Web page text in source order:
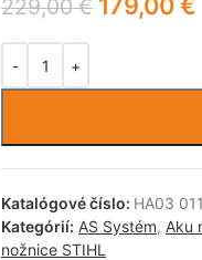
229,00€
Katalógové číslo: HA03
Kategórií: AS Systém, Aku
nožnice STIHL